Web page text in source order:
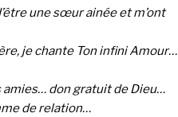
une sœur ainée et m’ont
je chante Ton infini Amour…
don gratuit de Dieu…
de relation…